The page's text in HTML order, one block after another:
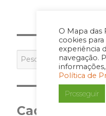
O Mapa das
cookies
experiência
navegação.
informações,
Política de
Prosseguir
por:
Cadastre-se